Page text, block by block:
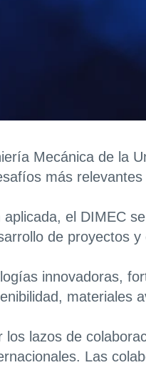
Mecánica de la
más
el DIMEC
de proyectos
innovadoras,
materiales
los lazos de
Las